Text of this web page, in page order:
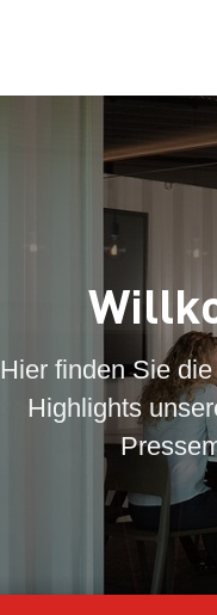
Hier finden Sie
Highlights